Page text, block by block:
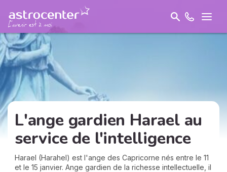
L'ange gardien Harael au
service de l'intelligence
Harael (Harahel) est l'ange des Capricorne nés entre le 11
et le 15 janvier. Ange gardien de la richesse intellectuelle, il